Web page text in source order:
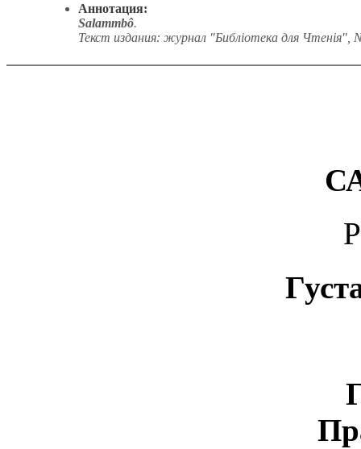
Аннотация:
Salammbô.
Текст издания: журнал "Библіотека для Чтенія",